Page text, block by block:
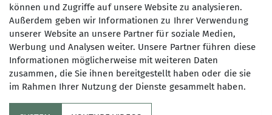
Maximale Teilnehmeranzahl
6
können und Zugriffe auf unsere Website zu analysieren.
Außerdem geben wir Informationen zu Ihrer Verwendung
unserer Website an unsere Partner für soziale Medien,
Werbung und Analysen weiter. Unsere Partner führen diese
Informationen möglicherweise mit weiteren Daten
zusammen, die Sie ihnen bereitgestellt haben oder die sie
im Rahmen Ihrer Nutzung der Dienste gesammelt haben.